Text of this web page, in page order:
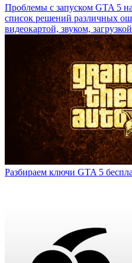
Проблемы с запуском GTA 5
список решений различных
видеокартой, звуком,
Разбираем ключи GTA 5